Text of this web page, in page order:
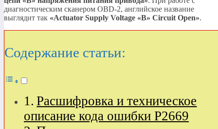
диагностическим сканером OBD-2, английское название
выглядит так «Actuator Supply Voltage «B» Circuit Open».
Содержание статьи:
Расшифровка и техническое
описание кода ошибки P2669